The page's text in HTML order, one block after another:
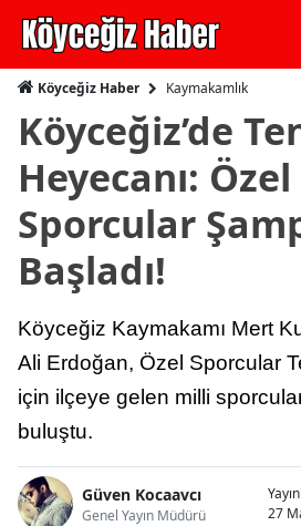
Köyceğiz Haber Kaymakamlık
Köyceğiz’de
Heyecanı: Özel
Sporcular
Başladı!
Köyceğiz Kaymakamı Mert
Ali Erdoğan, Özel Sporcular
için ilçeye gelen milli
buluştu.
Güven Kocaavcı
Genel Yayın Müdürü
27